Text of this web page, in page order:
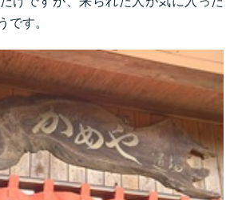
です。